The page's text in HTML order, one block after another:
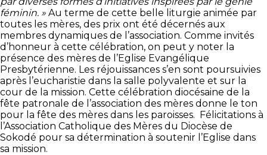
féminin. » Au terme de cette belle liturgie animée par
toutes les mères, des prix ont été décernés aux
membres dynamiques de l’association. Comme invités
d’honneur à cette célébration, on peut y noter la
présence des mères de l’Eglise Evangélique
Presbytérienne. Les réjouissances s’en sont poursuivies
après l’eucharistie dans la salle polyvalente et sur la
cour de la mission. Cette célébration diocésaine de la
fête patronale de l’association des mères donne le ton
pour la fête des mères dans les paroisses. Félicitations à
l’Association Catholique des Mères du Diocèse de
Sokodé pour sa détermination à soutenir l’Eglise dans
sa mission.